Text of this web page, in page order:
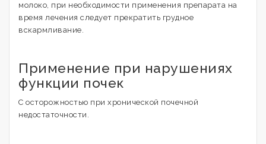
молоко, при необходимости применения препарата на
время лечения следует прекратить грудное
вскармливание.
Применение при нарушениях
функции почек
С осторожностью при хронической почечной
недостаточности.